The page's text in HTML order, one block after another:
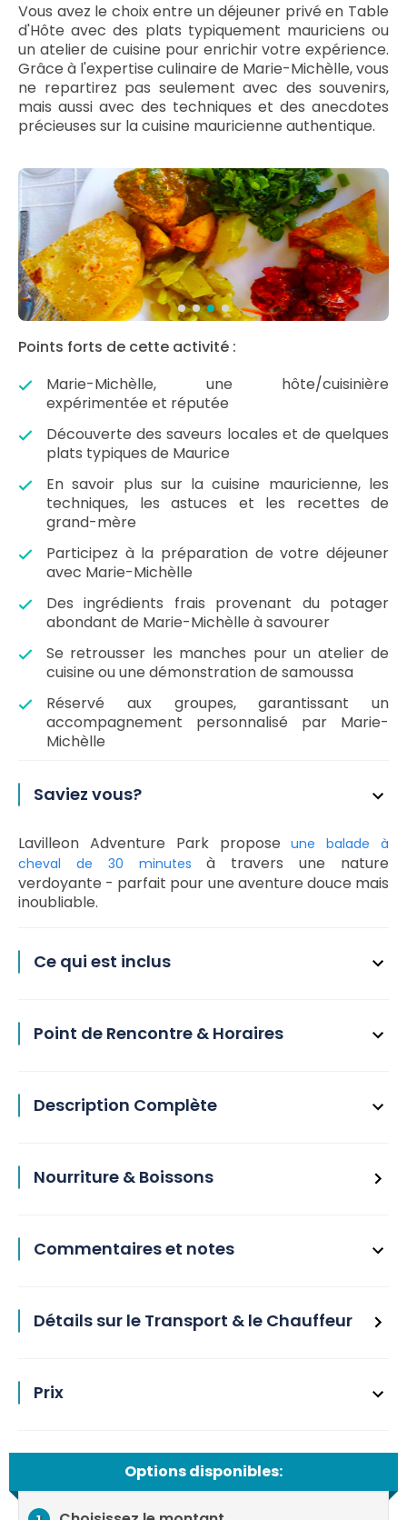
Vous avez le choix entre un déjeuner privé en Table
d'Hôte avec des plats typiquement mauriciens ou
un atelier de cuisine pour enrichir votre expérience.
Grâce à l'expertise culinaire de Marie-Michèlle, vous
ne repartirez pas seulement avec des souvenirs,
mais aussi avec des techniques et des anecdotes
précieuses sur la cuisine mauricienne authentique.
Points forts de cette activité :
Marie-Michèlle, une hôte/cuisinière
expérimentée et réputée
Découverte des saveurs locales et de quelques
plats typiques de Maurice
En savoir plus sur la cuisine mauricienne, les
techniques, les astuces et les recettes de
grand-mère
Participez à la préparation de votre déjeuner
avec Marie-Michèlle
Des ingrédients frais provenant du potager
abondant de Marie-Michèlle à savourer
Se retrousser les manches pour un atelier de
cuisine ou une démonstration de samoussa
Réservé aux groupes, garantissant un
accompagnement personnalisé par Marie-
Michèlle
Saviez vous?
Lavilleon Adventure Park proposeune balade à
cheval de 30 minutesà travers une nature
verdoyante - parfait pour une aventure douce mais
inoubliable.
Ce qui est inclus
Point de Rencontre & Horaires
Description Complète
Nourriture & Boissons
Commentaires et notes
Détails sur le Transport & le Chauffeur
Prix
Options disponibles: